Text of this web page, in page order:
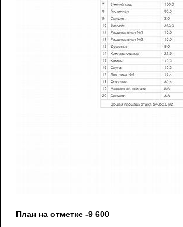
План на отметке -9 600